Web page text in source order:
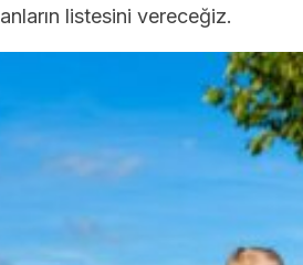
listesini vereceğiz.